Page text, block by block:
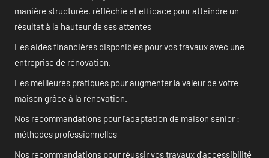
manière structurée, réfléchie et efficace pour atteindre un
résultat à la hauteur de ses attentes
Les aides financières disponibles pour vos travaux avec une
entreprise de rénovation.
Les meilleures pratiques pour augmenter la valeur de votre
maison grâce à la rénovation.
Nos recommandations pour l’adaptation de maison senior :
méthodes professionnelles
Nos recommandations pour réussir vos travaux d’accessibilité